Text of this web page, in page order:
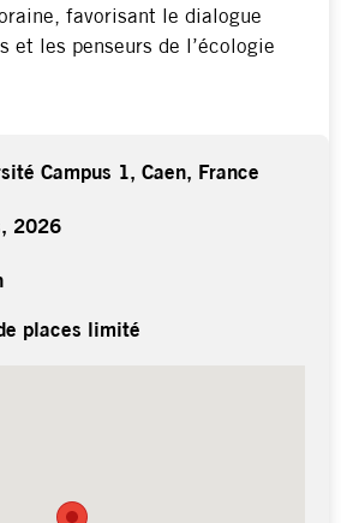
favorisant le dialogue
et les penseurs de l’écologie
Campus 1, Caen, France
2026
places limité